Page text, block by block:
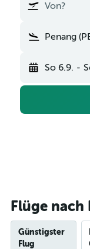
Von?
Penang
So 6.9. -
Flüge nach
Günstigster
Flug